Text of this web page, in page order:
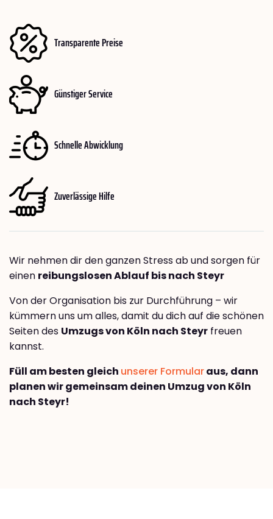
Transparente Preise
Günstiger Service
Schnelle Abwicklung
Zuverlässige Hilfe
Wir nehmen dir den ganzen Stress ab und sorgen für
einen reibungslosen Ablauf bis nach Steyr
Von der Organisation bis zur Durchführung – wir
kümmern uns um alles, damit du dich auf die schönen
Seiten des Umzugs von Köln nach Steyr freuen
kannst.
Füll am besten gleich unserer Formularaus, dann
planen wir gemeinsam deinen Umzug von Köln
nach Steyr!